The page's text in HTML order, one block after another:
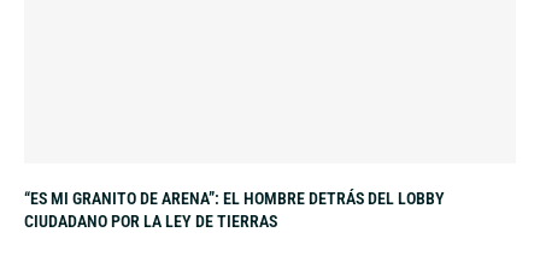
“ES MI GRANITO DE ARENA”: EL HOMBRE DETRÁS DEL LOBBY
CIUDADANO POR LA LEY DE TIERRAS